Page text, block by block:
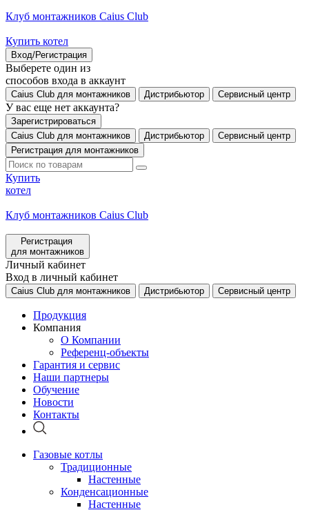
Клуб монтажников Caius Club
Купить котел
Вход/Регистрация
Выберете один из
способов входа в аккаунт
Caius Club для монтажников Дистрибьютор Сервисный центр
У вас еще нет аккаунта?
Зарегистрироваться
Caius Club для монтажников
Дистрибьютор
Сервисный центр
Регистрация для монтажников
Купить
котел
Клуб монтажников Caius Club
Регистрация
для монтажников
Личный кабинет
Вход в личный кабинет
Caius Club для монтажников Дистрибьютор Сервисный центр
Продукция
Компания
О Компании
Референц-объекты
Гарантия и сервис
Наши партнеры
Обучение
Новости
Контакты
Газовые котлы
Традиционные
Настенные
Конденсационные
Настенные